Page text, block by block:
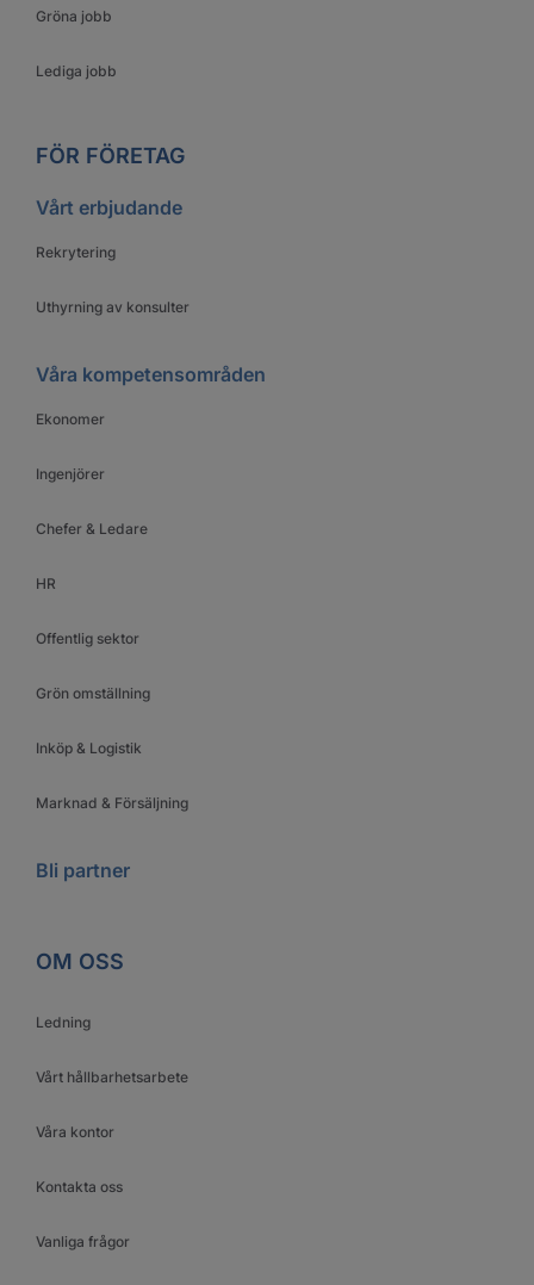
Gröna jobb
Lediga jobb
FÖR FÖRETAG
Vårt erbjudande
Rekrytering
Uthyrning av konsulter
Våra kompetensområden
Ekonomer
Ingenjörer
Chefer & Ledare
HR
Offentlig sektor
Grön omställning
Inköp & Logistik
Marknad & Försäljning
Bli partner
OM OSS
Ledning
Vårt hållbarhetsarbete
Våra kontor
Kontakta oss
Vanliga frågor